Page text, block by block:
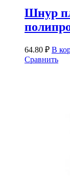
Шнур
64.80 ₽ В
Сравнить